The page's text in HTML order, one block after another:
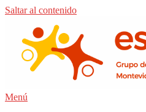
Saltar al contenido
Menú